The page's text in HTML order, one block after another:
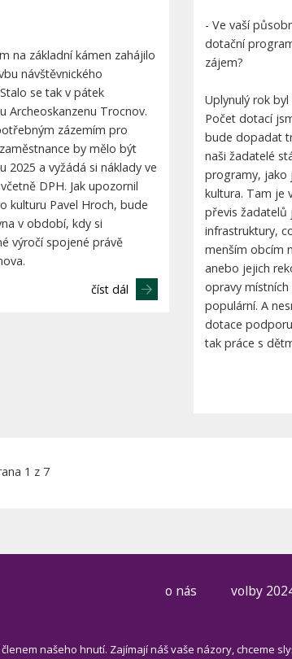
na základní kámen zahájilo
návštěvnického
se tak v pátek
Archeoskanzenu Trocnov.
zázemím pro
by mělo být
2025 a vyžádá si náklady ve
DPH. Jak upozornil
kulturu Pavel Hroch, bude
v období, kdy si
výročí spojené právě
číst dál
- Ve vaší
dotační
zájem?
Uplynulý rok
Počet dotací
bude dopadat
naši žadatelé
programy, jako
kultura. Tam je
převis žadatelů
infrastruktury,
menším obcím
anebo jejich
opravy
populární. A
dotace
tak práce s
1 z 7
o nás volby
našeho hnutí. Zajímají náš vaše názory, chceme